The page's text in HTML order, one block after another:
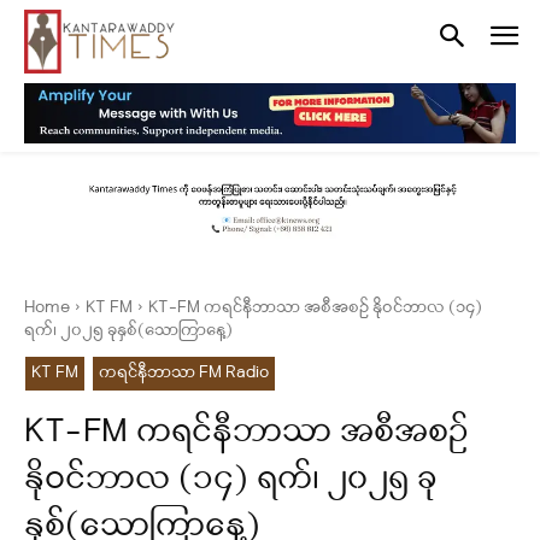
Home KT FM
KT-FM ကရင်နီဘာသာ အစီအစဉ် နိုဝင်ဘာလ (၁၄)
ရက်၊ ၂၀၂၅ ခုနှစ်(သောကြာနေ့)
KT FM
ကရင်နီဘာသာ FM Radio
KT-FM ကရင်နီဘာသာ အစီအစဉ်
နိုဝင်ဘာလ (၁၄) ရက်၊ ၂၀၂၅ ခု
နှစ်(သောကြာနေ့)